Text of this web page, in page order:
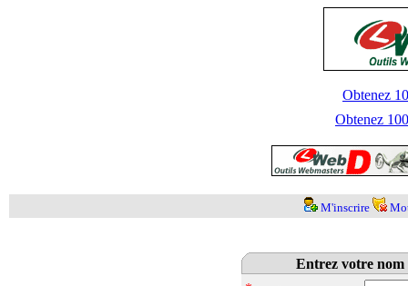
Obtenez
Obtenez
M'inscrire
Entrez votre nom